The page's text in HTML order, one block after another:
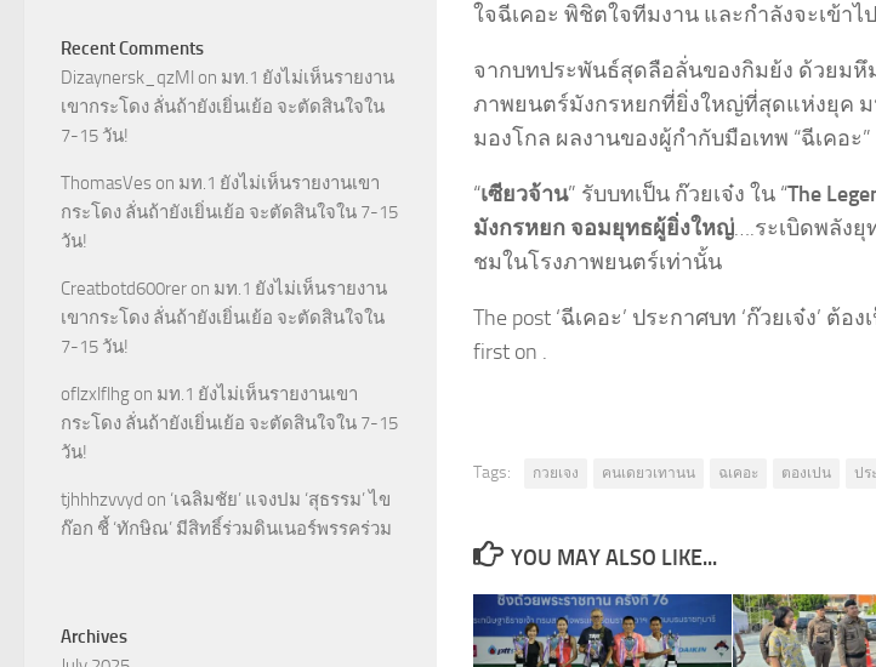
ใจฉีเคอะ พิชิตใจทีมงาน และกำลังจะเข้า
จากบทประพันธ์สุดลือลั่นของกิมย้ง ด้วยมหึ
ภาพยนตร์มังกรหยกที่ยิ่งใหญ่ที่สุดแห่งยุค
มองโกล ผลงานของผู้กำกับมือเทพ “ฉีเคอะ”
“เซียวจ้าน” รับบทเป็น ก๊วยเจ๋ง ใน “The
มังกรหยก จอมยุทธผู้ยิ่งใหญ่….ระเบิดพลัง
ชมในโรงภาพยนตร์เท่านั้น
The post ‘ฉีเคอะ’ ประกาศบท ‘ก๊วยเจ๋ง’ ต้อ
first on .
Tags: กวยเจง คนเดยวเทานน ฉเคอะ ตองเปน ปร
YOU MAY ALSO LIKE...
Recent Comments
Dizaynersk_qzMl on มท.1 ยังไม่เห็นรายงาน
เขากระโดง ลั่นถ้ายังเยิ่นเย้อ จะตัดสินใจใน
7-15 วัน!
ThomasVes on มท.1 ยังไม่เห็นรายงานเขา
กระโดง ลั่นถ้ายังเยิ่นเย้อ จะตัดสินใจใน 7-15
วัน!
Creatbotd600rer on มท.1 ยังไม่เห็นรายงาน
เขากระโดง ลั่นถ้ายังเยิ่นเย้อ จะตัดสินใจใน
7-15 วัน!
oflzxlflhg on มท.1 ยังไม่เห็นรายงานเขา
กระโดง ลั่นถ้ายังเยิ่นเย้อ จะตัดสินใจใน 7-15
วัน!
tjhhhzvvyd on ‘เฉลิมชัย’ แจงปม ‘สุธรรม’ ไข
ก๊อก ชี้ ‘ทักษิณ’ มีสิทธิ์ร่วมดินเนอร์พรรคร่วม
Archives